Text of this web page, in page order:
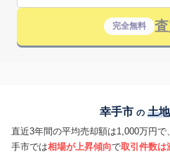
完全無料
幸手市 の 土
直近3年間の平均売却額は1,000万円
手市では相場が上昇傾向で取引件数は